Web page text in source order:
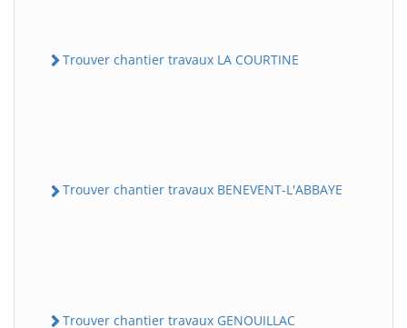
Trouver chantier travaux LA COURTINE
Trouver chantier travaux BENEVENT-L'ABBAYE
Trouver chantier travaux GENOUILLAC